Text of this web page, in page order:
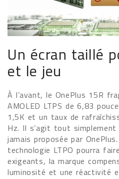
Un écran taillé
et le jeu
À l’avant, le OnePlus 15R
AMOLED LTPS de 6,83
1,5K et un taux de
Hz. Il s’agit tout simplement
jamais proposée par OnePlus.
technologie LTPO pourra
exigeants, la marque
luminosité et une réactivité